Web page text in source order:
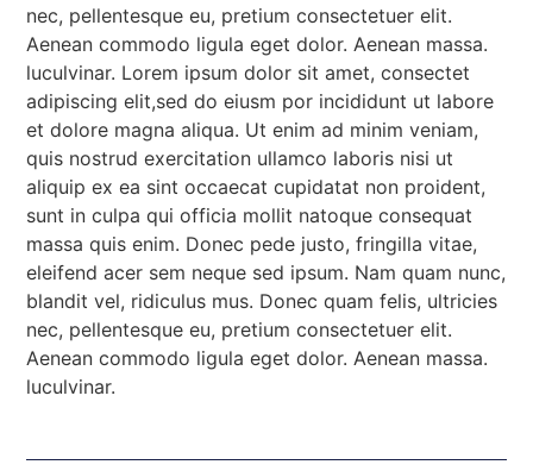
nec, pellentesque eu, pretium consectetuer elit.
Aenean commodo ligula eget dolor. Aenean massa.
luculvinar. Lorem ipsum dolor sit amet, consectet
adipiscing elit,sed do eiusm por incididunt ut labore
et dolore magna aliqua. Ut enim ad minim veniam,
quis nostrud exercitation ullamco laboris nisi ut
aliquip ex ea sint occaecat cupidatat non proident,
sunt in culpa qui officia mollit natoque consequat
massa quis enim. Donec pede justo, fringilla vitae,
eleifend acer sem neque sed ipsum. Nam quam nunc,
blandit vel, ridiculus mus. Donec quam felis, ultricies
nec, pellentesque eu, pretium consectetuer elit.
Aenean commodo ligula eget dolor. Aenean massa.
luculvinar.